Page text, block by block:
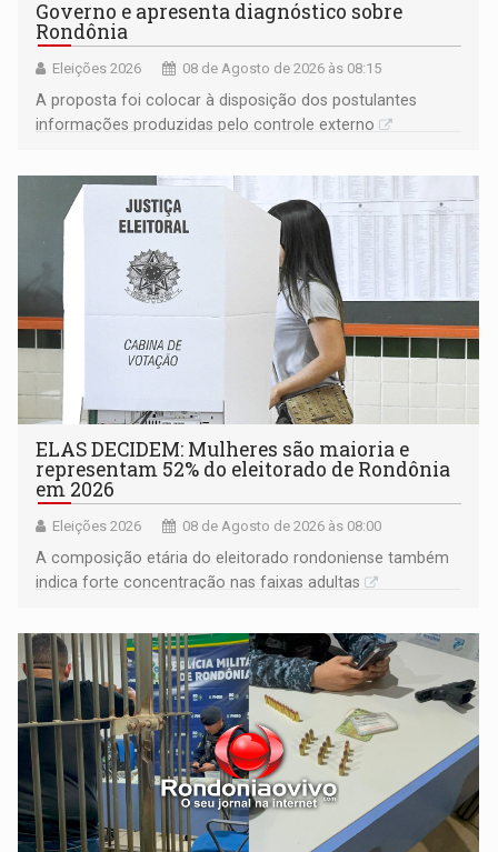
Governo e apresenta diagnóstico sobre
Rondônia
Eleições 2026 08 de Agosto de 2026 às 08:15
A proposta foi colocar à disposição dos postulantes
informações produzidas pelo controle externo
ELAS DECIDEM: Mulheres são maioria e
representam 52% do eleitorado de Rondônia
em 2026
Eleições 2026 08 de Agosto de 2026 às 08:00
A composição etária do eleitorado rondoniense também
indica forte concentração nas faixas adultas